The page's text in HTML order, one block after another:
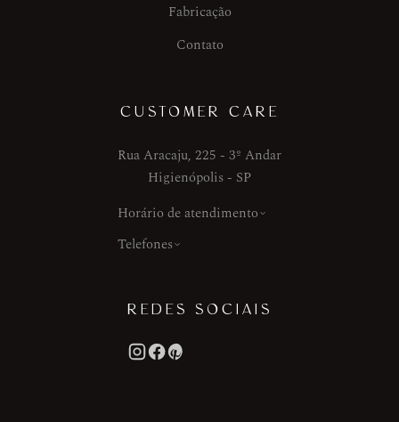
Fabricação
Contato
CUSTOMER CARE
Rua Aracaju, 225 - 3º Andar
Higienópolis - SP
Horário de atendimento
Telefones
REDES SOCIAIS